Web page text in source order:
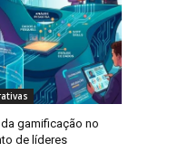
gamificação no
de líderes